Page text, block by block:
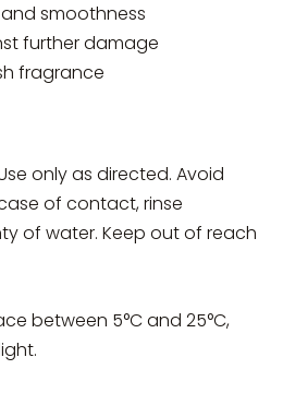
smoothness
further damage
fragrance
only as directed. Avoid
of contact, rinse
of water. Keep out of reach
between 5°C and 25°C,